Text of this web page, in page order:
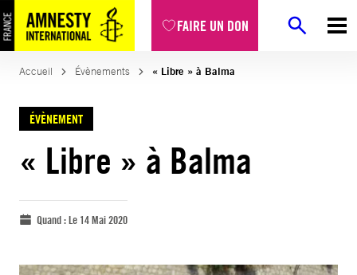
FAIRE UN DON
Accueil Évènements « Libre » à Balma
ÉVÈNEMENT
« Libre » à Balma
Quand :Le 14 Mai 2020